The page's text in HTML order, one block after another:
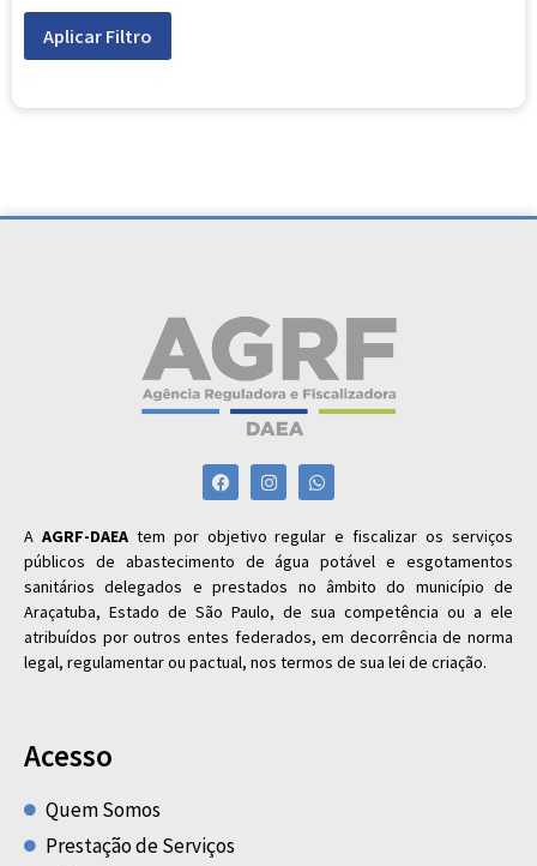
Aplicar Filtro
A AGRF-DAEAtem por objetivo regular e fiscalizar os serviços
públicos de abastecimento de água potável e esgotamentos
sanitários delegados e prestados no âmbito do município de
Araçatuba, Estado de São Paulo, de sua competência ou a ele
atribuídos por outros entes federados, em decorrência de norma
legal, regulamentar ou pactual, nos termos de sua lei de criação.
Acesso
Quem Somos
Prestação de Serviços